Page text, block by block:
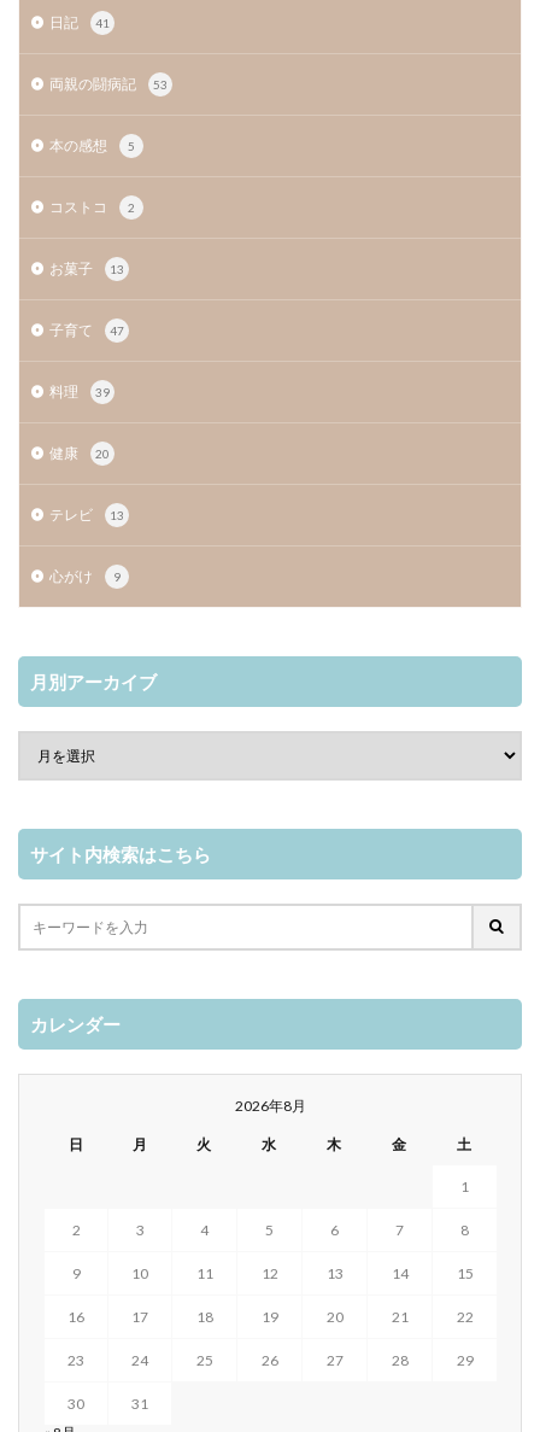
日記 41
両親の闘病記 53
本の感想 5
コストコ 2
お菓子 13
子育て 47
料理 39
健康 20
テレビ 13
心がけ 9
月別アーカイブ
サイト内検索はこちら
カレンダー
2026年8月
日 月 火 水 木 金 土
1
2 3 4 5 6 7 8
9 10 11 12 13 14 15
16 17 18 19 20 21 22
23 24 25 26 27 28 29
30
31